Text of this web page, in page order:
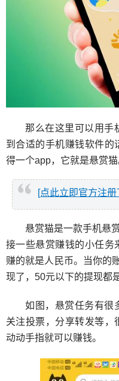
那么在这里可以用手
到合适的手机赚钱软件的
得一个app，它就是悬赏猫
[点此立即官方注册
悬赏猫是一款手机悬
接一些悬赏赚钱的小任务
赚的就是人民币。当你的
现了，50元以下的提现都
如图，悬赏任务有很
关注投票，分享转发等，
动动手指就可以赚钱。